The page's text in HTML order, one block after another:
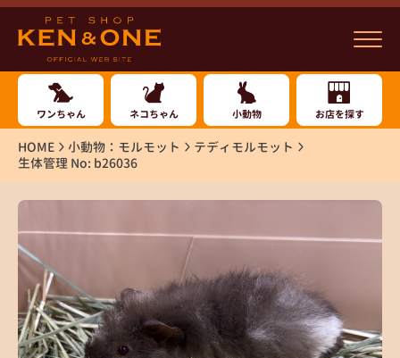
ワンちゃん ネコちゃん 小動物 お店を探す
HOME 小動物：モルモット
テディモルモット
生体管理 No: b26036